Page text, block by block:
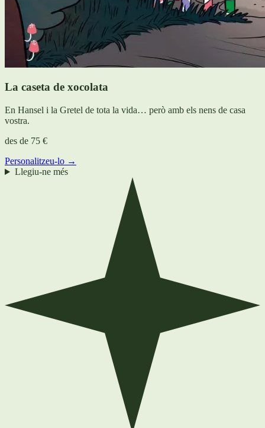
La caseta de xocolata
En Hansel i la Gretel de tota la vida… però amb els nens de casa
vostra.
des de 75 €
Personalitzeu-lo →
Llegiu-ne més